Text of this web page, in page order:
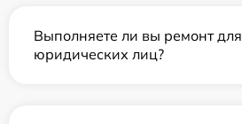
Выполняете ли вы ремонт для
юридических лиц?